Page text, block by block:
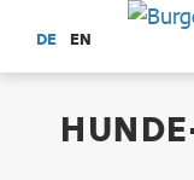
Zum Hauptinhalt
DE EN